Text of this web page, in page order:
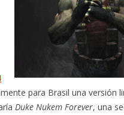
para Brasil una versión
Duke Nukem Forever, una